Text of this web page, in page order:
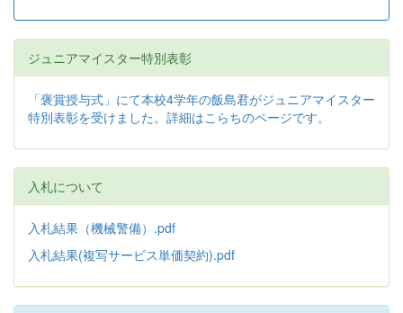
ジュニアマイスター特別表彰
「褒賞授与式」にて本校4学年の飯島君がジュニアマイスター
特別表彰を受けました。詳細はこらちのページです。
入札について
入札結果（機械警備）.pdf
入札結果(複写サービス単価契約).pdf